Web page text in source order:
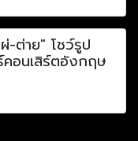
-ต่าย" โชว์รูป
คอนเสิร์ตอังกฤษ